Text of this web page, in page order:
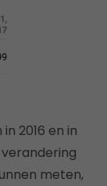
2016 en in
meten,